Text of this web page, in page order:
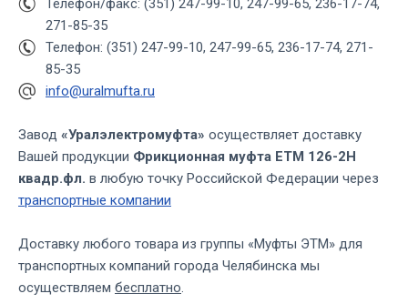
Телефон/факс: (351) 247-99-10, 247-99-65, 236-17-74,
271-85-35
Телефон: (351) 247-99-10, 247-99-65, 236-17-74, 271-
85-35
info@uralmufta.ru
Завод «Уралэлектромуфта» осуществляет доставку
Вашей продукции Фрикционная муфта ЕТМ 126-2Н
квадр.фл. в любую точку Российской Федерации через
транспортные компании
Доставку любого товара из группы «Муфты ЭТМ» для
транспортных компаний города Челябинска мы
осуществляем бесплатно.